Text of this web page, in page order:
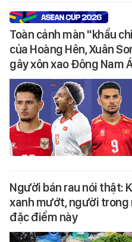
Toàn cảnh màn "khẩu
của Hoàng Hên, Xuân
gây xôn xao Đông Nam Á
Người bán rau nói thật:
xanh mướt, người trong
đặc điểm này